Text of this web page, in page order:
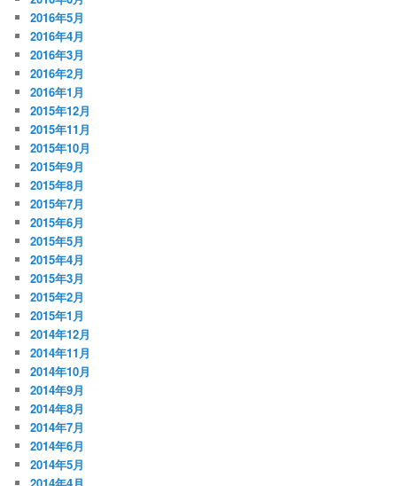
2016年5月
2016年4月
2016年3月
2016年2月
2016年1月
2015年12月
2015年11月
2015年10月
2015年9月
2015年8月
2015年7月
2015年6月
2015年5月
2015年4月
2015年3月
2015年2月
2015年1月
2014年12月
2014年11月
2014年10月
2014年9月
2014年8月
2014年7月
2014年6月
2014年5月